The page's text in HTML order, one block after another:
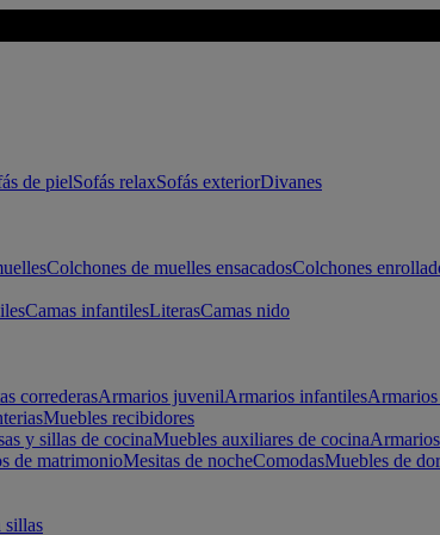
de pielSofás relaxSofás exteriorDivanes
Colchones de muelles ensacadosColchones
Camas infantilesLiterasCamas nido
correderasArmarios juvenilArmarios infantiles
Muebles recibidores
y sillas de cocinaMuebles auxiliares de cocina
de matrimonioMesitas de nocheComodasMuebles de
sillas